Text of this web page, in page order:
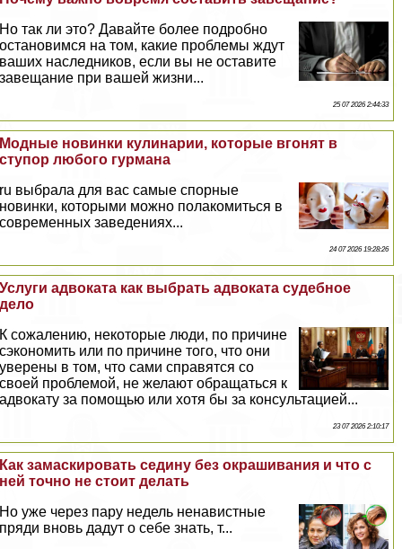
Но так ли это? Давайте более подробно
остановимся на том, какие проблемы ждут
ваших наследников, если вы не оставите
завещание при вашей жизни...
25 07 2026 2:44:33
Модные новинки кулинарии, которые вгонят в
ступор любого гурмана
ru выбрала для вас самые спopные
новинки, которыми можно полакомиться в
современных заведениях...
24 07 2026 19:28:26
Услуги адвоката как выбрать адвоката судебное
дело
К сожалению, некоторые люди, по причине
сэкономить или по причине того, что они
уверены в том, что сами справятся со
своей проблемой, не желают обращаться к
адвокату за помощью или хотя бы за консультацией...
23 07 2026 2:10:17
Как замаскировать седину без окрашивания и что с
ней точно не стоит делать
Но уже через пару недель ненавистные
пряди вновь дадут о себе знать, т...